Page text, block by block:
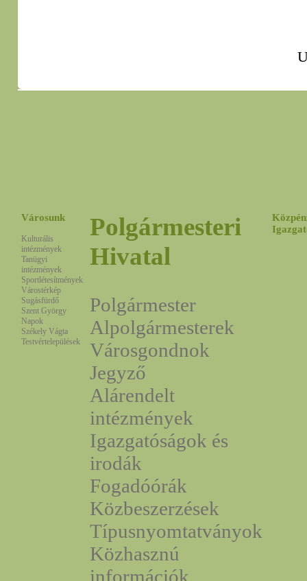
Városunk
Kulturális
intézmények
Tanügyi
intézmények
Sportlétesítmények
Várostérkép
Sugásfürdő
Szent György
Napok
Székely Vágta
Testvértelepülések
Polgármesteri
Hivatal
Polgármester
Alpolgármesterek
Városgondnok
Jegyző
Alárendelt
intézmények
Igazgatóságok és
irodák
Fogadóórák
Közbeszerzések
Típusnyomtatványok
Közhasznú
információk